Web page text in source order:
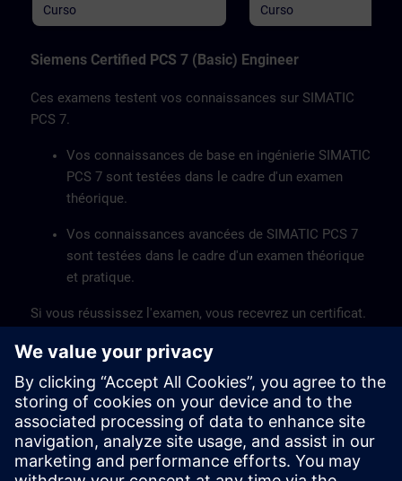
Curso Curso
Siemens Certified PCS 7 (Basic) Engineer
Ces examens testent vos connaissances sur SIMATIC
PCS 7.
Vos connaissances de base en ingénierie SIMATIC
PCS 7 sont testées dans le cadre d'un examen
théorique.
Vos connaissances avancées de SIMATIC PCS 7
sont testées dans le cadre d'un examen théorique
et pratique.
Si vous réussissez l'examen, vous recevrez un certificat.
compétences et augmente vos chances sur le marché
du travail.